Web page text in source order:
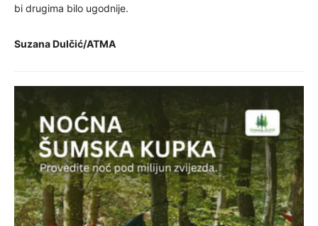
bi drugima bilo ugodnije.
Suzana Dulčić/ATMA